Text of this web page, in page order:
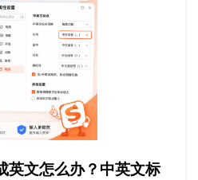
英文怎么办？中英文标